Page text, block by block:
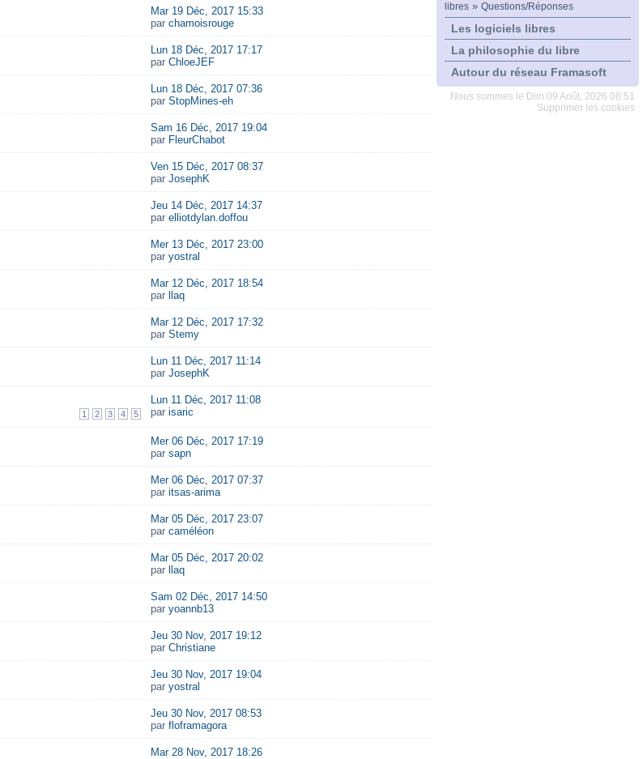
libres » Questions/Réponses
Les logiciels libres
La philosophie du libre
Autour du réseau Framasoft
Nous sommes le Dim 09 Août, 2026 08:51
Supprimer les cookies
Mar 19 Déc, 2017 15:33
par chamoisrouge
Lun 18 Déc, 2017 17:17
par ChloeJEF
Lun 18 Déc, 2017 07:36
par StopMines-eh
Sam 16 Déc, 2017 19:04
par FleurChabot
Ven 15 Déc, 2017 08:37
par JosephK
Jeu 14 Déc, 2017 14:37
par elliotdylan.doffou
Mer 13 Déc, 2017 23:00
par yostral
Mar 12 Déc, 2017 18:54
par
llaq
Mar 12 Déc, 2017 17:32
par Stemy
Lun 11 Déc, 2017 11:14
par JosephK
1 2 3 4 5
Lun 11 Déc, 2017 11:08
par isaric
Mer 06 Déc, 2017 17:19
par sapn
Mer 06 Déc, 2017 07:37
par itsas-arima
Mar 05 Déc, 2017 23:07
par caméléon
Mar 05 Déc, 2017 20:02
par
llaq
Sam 02 Déc, 2017 14:50
par yoannb13
Jeu 30 Nov, 2017 19:12
par Christiane
Jeu 30 Nov, 2017 19:04
par yostral
Jeu 30 Nov, 2017 08:53
par floframagora
Mar 28 Nov, 2017 18:26